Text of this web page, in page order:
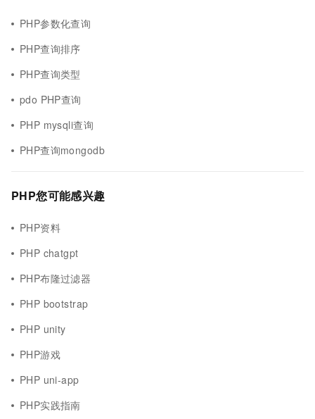
PHP参数化查询
PHP查询排序
PHP查询类型
pdo PHP查询
PHP mysqli查询
PHP查询mongodb
PHP您可能感兴趣
PHP资料
PHP chatgpt
PHP布隆过滤器
PHP bootstrap
PHP unity
PHP游戏
PHP uni-app
PHP实践指南